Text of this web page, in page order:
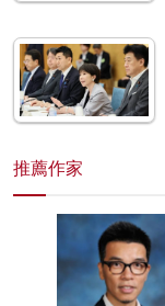
推薦作家